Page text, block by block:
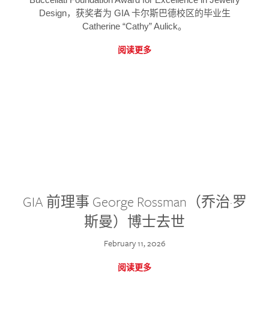
Design，获奖者为 GIA 卡尔斯巴德校区的毕业生
Catherine “Cathy” Aulick。
阅读更多
GIA 前理事 George Rossman（乔治·罗
斯曼）博士去世
February 11, 2026
阅读更多